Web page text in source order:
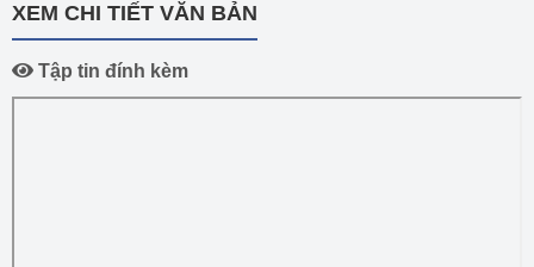
XEM CHI TIẾT VĂN BẢN
Tập tin đính kèm